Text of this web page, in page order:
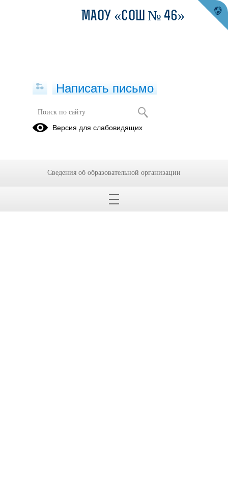
МАОУ «СОШ № 46»
Написать письмо
Версия для слабовидящих
Сведения об образовательной организации